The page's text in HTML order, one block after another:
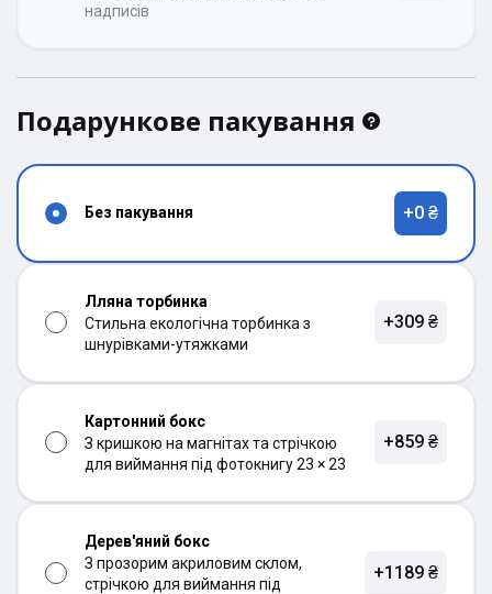
надписів
Подарункове пакування
Без пакування +0 ₴
Лляна торбинка
Стильна екологічна торбинка з
шнурівками-утяжками
+309 ₴
Картонний бокс
З кришкою на магнітах та стрічкою
для виймання під фотокнигу 23 × 23
+859 ₴
Дерев'яний бокс
З прозорим акриловим склом,
стрічкою для виймання під
+1189 ₴